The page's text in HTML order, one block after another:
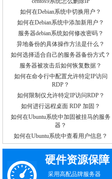
如何在Debian系统中切换用户？
如何在Debian系统中添加新用户？
服务器debian系统如何修改密码？
异地备份的具体操作方法是什么？
如何选择适合自己的服务器备份方式？
服务器被攻击后如何恢复数据？
如何在命令行中配置允许特定IP访问
RDP？
如何限制仅允许特定IP访问RDP？
如何进行远程桌面 RDP 加固？
如何在Ubuntu系统中加固被挂马的服务
器？
如何在Ubuntu系统中查看用户信息？
硬件资源保障
采用高配品牌服务器